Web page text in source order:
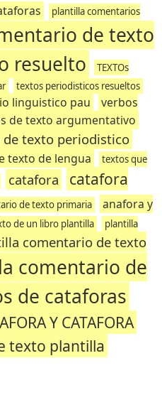
plantilla comentarios
de texto
resuelto
TEXTOs
textos periodisticos resueltos
linguistico pau
verbos
de texto argumentativo
texto periodistico
texto de lengua
textos que
catafora
catafora
de texto primaria
anafora y
de un libro plantilla
plantilla
comentario de texto
comentario de
de cataforas
Y CATAFORA
texto plantilla